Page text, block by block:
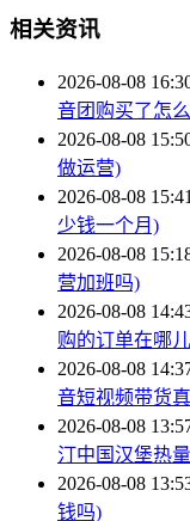
相关资讯
2026-08-08
音团购买了怎
2026-08-08
做运营)
2026-08-08
少钱一个月)
2026-08-08
营加班吗)
2026-08-08
购的订单在哪
2026-08-08
音短视频带货
2026-08-08
汀中国汉堡热
2026-08-08
钱吗)